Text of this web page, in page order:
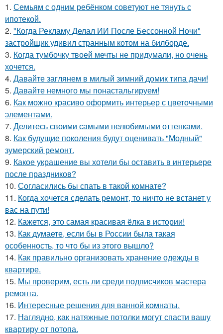
1. Семьям с одним ребёнком советуют не тянуть с
ипотекой.
2. "Когда Рекламу Делал ИИ После Бессонной Ночи"
застройщик удивил странным котом на билборде.
3. Когда тумбочку твоей мечты не придумали, но очень
хочется.
4. Давайте заглянем в милый зимний домик типа дачи!
5. Давайте немного мы понастальгируем!
6. Как можно красиво оформить интерьер с цветочными
элементами.
7. Делитесь своими самыми нелюбимыми оттенками.
8. Как будущие поколения будут оценивать "Модный"
зумерский ремонт.
9. Какое украшение вы хотели бы оставить в интерьере
после праздников?
10. Согласились бы спать в такой комнате?
11. Когда хочется сделать ремонт, то ничто не встанет у
вас на пути!
12. Кажется, это самая красивая ёлка в истории!
13. Как думаете, если бы в России была такая
особенность, то что бы из этого вышло?
14. Как правильно организовать хранение одежды в
квартире.
15. Мы проверим, есть ли среди подписчиков мастера
ремонта.
16. Интересные решения для ванной комнаты.
17. Наглядно, как натяжные потолки могут спасти вашу
квартиру от потопа.